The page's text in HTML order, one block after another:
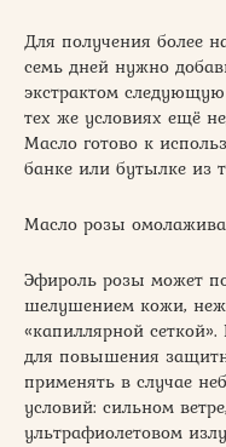
Для получения более
семь дней нужно
экстрактом
тех же условиях ещё
Масло готово к
банке или бутылке из
Масло розы
Эфироль розы может
шелушением кожи,
«капиллярной сеткой».
для повышения
применять в случае
условий: сильном
ультрафиолетовом